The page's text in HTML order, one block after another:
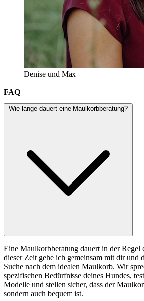
Denise und Max
FAQ
Wie lange dauert eine Maulkorbberatung?
Eine Maulkorbberatung dauert in der Regel
dieser Zeit gehe ich gemeinsam mit dir und
Suche nach dem idealen Maulkorb. Wir
spezifischen Bedürfnisse deines Hundes,
Modelle und stellen sicher, dass der
sondern auch bequem ist.